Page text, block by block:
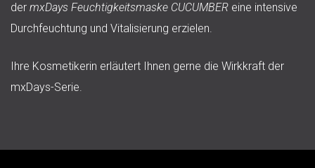
der mxDays Feuchtigkeitsmaske CUCUMBER eine intensive
Durchfeuchtung und Vitalisierung erzielen.
Ihre Kosmetikerin erläutert Ihnen gerne die Wirkkraft der
mxDays-Serie.